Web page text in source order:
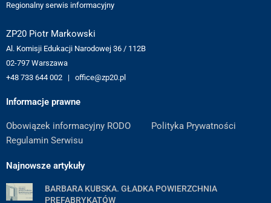
Regionalny serwis informacyjny
ZP20 Piotr Markowski
Al. Komisji Edukacji Narodowej 36 / 112B
02-797 Warszawa
+48 733 644 002 | office@zp20.pl
Informacje prawne
Obowiązek informacyjny RODO
Polityka Prywatności
Regulamin Serwisu
Najnowsze artykuły
BARBARA KUBSKA. GŁADKA POWIERZCHNIA
PREFABRYKATÓW